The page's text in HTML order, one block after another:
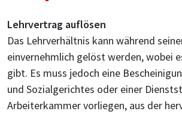
Lehrvertrag auflösen
Das Lehrverhältnis kann während
einvernehmlich gelöst werden, wobei
gibt. Es muss jedoch eine
und Sozialgerichtes oder einer
Arbeiterkammer vorliegen, aus der